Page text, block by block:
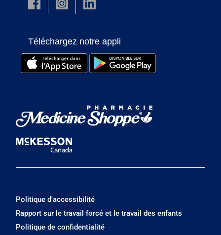
Téléchargez notre appli
Politique d'accessibilité
Rapport sur le travail forcé et le travail des enfants
Politique de confidentialité